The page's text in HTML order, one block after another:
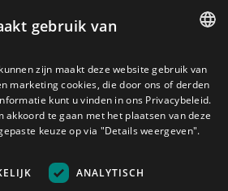
B.V.) Geen van de teksten of foto's op deze
toestemming van Kranendonk B.V. worden
DUTCH
GERMAN
gebruik van
zijn maakt deze website gebruik van
marketing cookies, die door ons of derden
kunt u vinden in ons Privacybeleid.
akkoord te gaan met het plaatsen van deze
keuze op via "Details weergeven".
ANALYTISCH